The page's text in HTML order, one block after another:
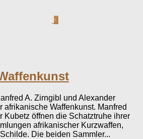
3
A. Zirngibl und Alexander
afrikanische Waffenkunst. Manfred
Kubetz öffnen die Schatztruhe ihrer
afrikanischer Kurzwaffen,
Die beiden Sammler...